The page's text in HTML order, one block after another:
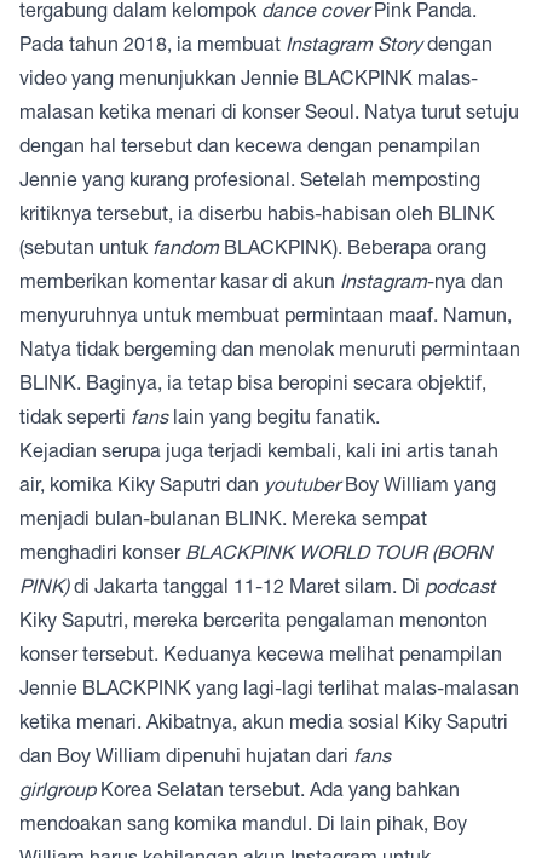
tergabung dalam kelompok dance coverPink Panda.
Pada tahun 2018, ia membuat Instagram Storydengan
video yang menunjukkan Jennie BLACKPINK malas-
malasan ketika menari di konser Seoul. Natya turut setuju
dengan hal tersebut dan kecewa dengan penampilan
Jennie yang kurang profesional. Setelah memposting
kritiknya tersebut, ia diserbu habis-habisan oleh BLINK
(sebutan untuk fandom BLACKPINK). Beberapa orang
memberikan komentar kasar di akun Instagram-nya dan
menyuruhnya untuk membuat permintaan maaf. Namun,
Natya tidak bergeming dan menolak menuruti permintaan
BLINK. Baginya, ia tetap bisa beropini secara objektif,
tidak seperti fanslain yang begitu fanatik.
Kejadian serupa juga terjadi kembali, kali ini artis tanah
air, komika Kiky Saputri dan youtuberBoy William yang
menjadi bulan-bulanan BLINK. Mereka sempat
menghadiri konser BLACKPINK WORLD TOUR (BORN
PINK)di Jakarta tanggal 11-12 Maret silam. Di podcast
Kiky Saputri, mereka bercerita pengalaman menonton
konser tersebut. Keduanya kecewa melihat penampilan
Jennie BLACKPINK yang lagi-lagi terlihat malas-malasan
ketika menari. Akibatnya, akun media sosial Kiky Saputri
dan Boy William dipenuhi hujatan dari fans
girlgroup Korea Selatan tersebut. Ada yang bahkan
mendoakan sang komika mandul. Di lain pihak, Boy